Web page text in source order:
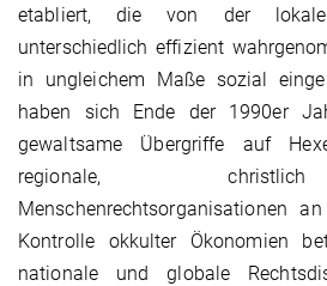
etabliert, die von der
unterschiedlich effizient
in ungleichem Maße sozial
haben sich Ende der 1990er
gewaltsame Übergriffe auf
regionale,
Menschenrechtsorganisationen
Kontrolle okkulter Ökonomien
nationale und globale